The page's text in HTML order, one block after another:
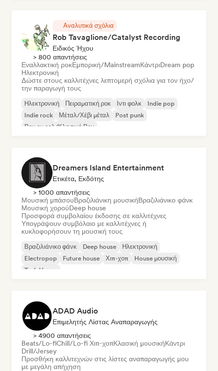
Αναλυτικά σχόλια
Rob Tavaglione/Catalyst Recording
Ειδικός Ήχου
> 800 απαντήσεις
Εναλλακτική ροκΕμπορική/MainstreamΚάντριDream pop
Ηλεκτρονική
Δώστε στους καλλιτέχνες λεπτομερή σχόλια για τον ήχο/
την παραγωγή τους
Ηλεκτρονική Πειραματική ροκ Ιντι φολκ
Indie pop
Indie rock
Μέταλ/Χέβι μέταλ
Post punk
Ροκ εν ρολ/Κλασικό Ροκ
Dreamers Island Entertainment
Ετικέτα, Εκδότης
> 1000 απαντήσεις
Μουσική μπάσουΒραζιλιάνικη μουσικήΒραζιλιάνικο φάνκ
Μουσική χορούDeep house
Προσφορά συμβολαίου έκδοσης σε καλλιτέχνες
Υπογράψουν συμβόλαιο με καλλιτέχνες ή
κυκλοφορήσουν τη μουσική τους
Βραζιλιάνικο φάνκ Deep house
Ηλεκτρονική
Electropop
Future house Χιπ-χοπ
House μουσική
Tech House
ADAD Audio
Επιμελητής Λίστας Αναπαραγωγής
> 4900 απαντήσεις
Beats/Lo-fiChill/Lo-fi Χιπ-χοπΚλασική μουσικήΚάντρι
Drill/Jersey
Προσθήκη καλλιτεχνών στις λίστες αναπαραγωγής μου
με μεγάλη απήχηση